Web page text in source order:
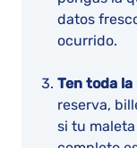
datos
ocurrido.
Ten toda
reserva,
si tu